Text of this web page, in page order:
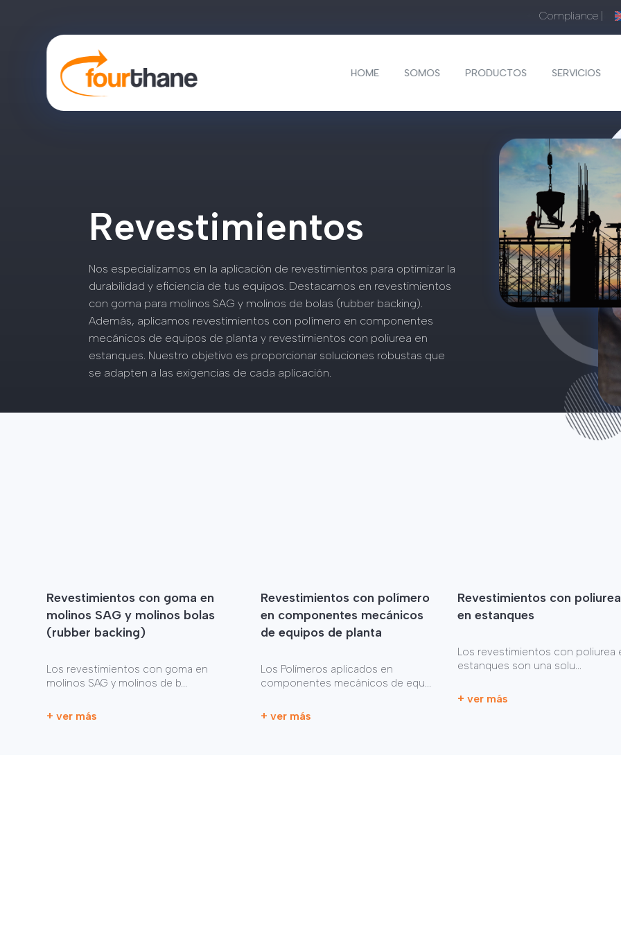
Compliance |
HOME SOMOS PRODUCTOS SERVICIOS
Revestimientos
Nos especializamos en la aplicación de revestimientos para optimizar la
durabilidad y eficiencia de tus equipos. Destacamos en revestimientos
con goma para molinos SAG y molinos de bolas (rubber backing).
Además, aplicamos revestimientos con polímero en componentes
mecánicos de equipos de planta y revestimientos con poliurea en
estanques. Nuestro objetivo es proporcionar soluciones robustas que
se adapten a las exigencias de cada aplicación.
Revestimientos con goma en
molinos SAG y molinos bolas
(rubber backing)
Los revestimientos con goma en
molinos SAG y molinos de b...
+ ver más
Revestimientos con polímero
en componentes mecánicos
de equipos de planta
Los Polímeros aplicados en
componentes mecánicos de equ...
+ ver más
Revestimientos con poliurea
en estanques
Los revestimientos con poliurea
estanques son una solu...
+ ver más